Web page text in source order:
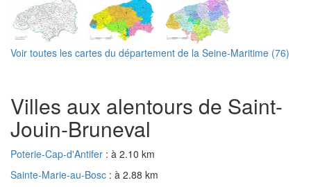
Voir toutes les cartes du département de la Seine-Maritime (76)
Villes aux alentours de Saint-
Jouin-Bruneval
Poterie-Cap-d'Antifer : à 2.10 km
Sainte-Marie-au-Bosc : à 2.88 km